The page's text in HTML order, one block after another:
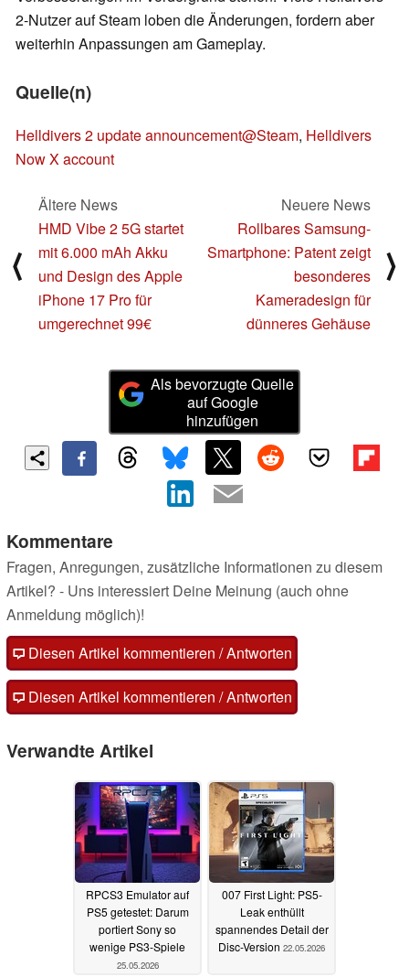
2-Nutzer auf Steam loben die Änderungen, fordern aber
weiterhin Anpassungen am Gameplay.
Quelle(n)
Helldivers 2 update announcement@Steam, Helldivers
Now X account
⟨
Ältere News
HMD Vibe 2 5G startet
mit 6.000 mAh Akku
und Design des Apple
iPhone 17 Pro für
umgerechnet 99€
Neuere News
Rollbares Samsung-
Smartphone: Patent zeigt
besonderes
Kameradesign für
dünneres Gehäuse
⟩
Als bevorzugte Quelle
auf Google
hinzufügen
Kommentare
Fragen, Anregungen, zusätzliche Informationen zu diesem
Artikel? - Uns interessiert Deine Meinung (auch ohne
Anmeldung möglich)!
Diesen Artikel kommentieren / Antworten
Diesen Artikel kommentieren / Antworten
Verwandte Artikel
RPCS3 Emulator auf
PS5 getestet: Darum
portiert Sony so
wenige PS3-Spiele
25.05.2026
007 First Light: PS5-
Leak enthüllt
spannendes Detail der
Disc-Version 22.05.2026